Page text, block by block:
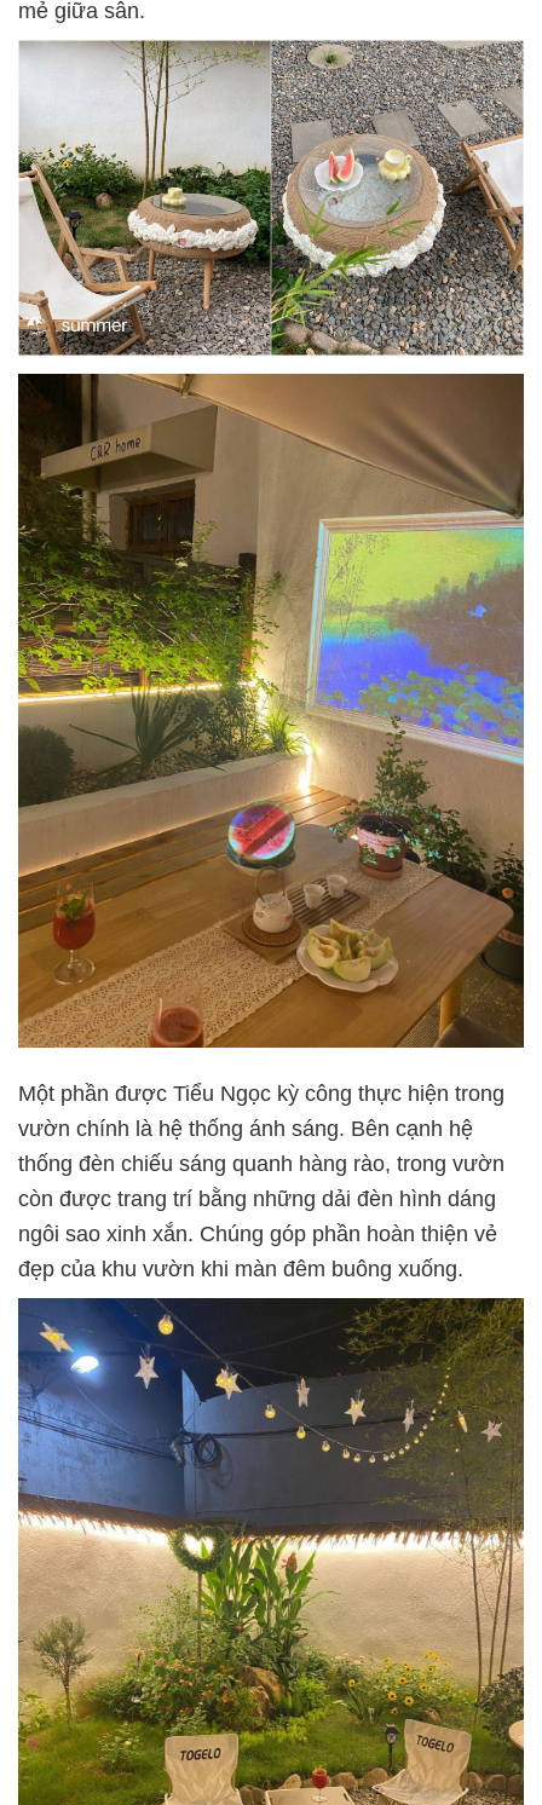
mẻ giữa sân.
Một phần được Tiểu Ngọc kỳ công thực hiện trong
vườn chính là hệ thống ánh sáng. Bên cạnh hệ
thống đèn chiếu sáng quanh hàng rào, trong vườn
còn được trang trí bằng những dải đèn hình dáng
ngôi sao xinh xắn. Chúng góp phần hoàn thiện vẻ
đẹp của khu vườn khi màn đêm buông xuống.